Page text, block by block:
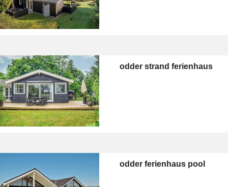
odder strand ferienhaus
odder ferienhaus pool